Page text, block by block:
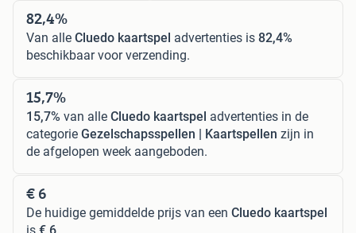
82,4%
Van alle Cluedo kaartspel advertenties is 82,4%
beschikbaar voor verzending.
15,7%
15,7% van alle Cluedo kaartspel advertenties in de
categorie Gezelschapsspellen | Kaartspellen zijn in
de afgelopen week aangeboden.
€ 6
De huidige gemiddelde prijs van een Cluedo kaartspel